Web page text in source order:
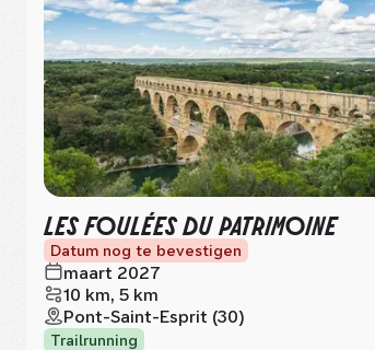
LES FOULÉES DU PATRIMOINE
Datum nog te bevestigen
maart 2027
10 km, 5 km
Pont-Saint-Esprit (30)
Trailrunning